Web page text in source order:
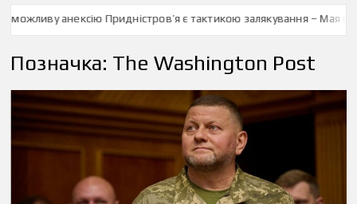
можливу анексію Придністров’я є тактикою залякування – Мая
Позначка: The Washington Post